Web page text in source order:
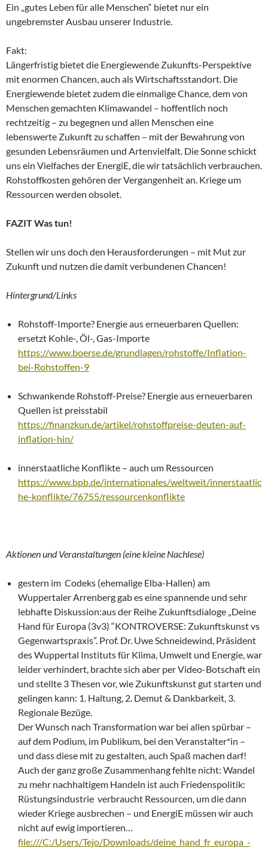
Ein „gutes Leben für alle Menschen“ bietet nur ein
ungebremster Ausbau unserer Industrie.
Fakt:
Längerfristig bietet die Energiewende Zukunfts-Perspektive
mit enormen Chancen, auch als Wirtschaftsstandort. Die
Energiewende bietet zudem die einmalige Chance, dem von
Menschen gemachten Klimawandel – hoffentlich noch
rechtzeitig – zu begegnen und allen Menschen eine
lebenswerte Zukunft zu schaffen – mit der Bewahrung von
gesunden Lebensräumen und Artenvielfalt. Die Sonne schickt
uns ein Vielfaches der EnergiE, die wir tatsächlich verbrauchen.
Rohstoffkosten gehören der Vergangenheit an. Kriege um
Ressourcen werden obsolet.
FAZIT Was tun!
Stellen wir uns doch den Herausforderungen – mit Mut zur
Zukunft und nutzen die damit verbundenen Chancen!
Hintergrund/Links
Rohstoff-Importe? Energie aus erneuerbaren Quellen:
ersetzt Kohle-, Öl-, Gas-Importe
https://www.boerse.de/grundlagen/rohstoffe/Inflation-
bei-Rohstoffen-9
Schwankende Rohstoff-Preise? Energie aus erneuerbaren
Quellen ist preisstabil
https://finanzkun.de/artikel/rohstoffpreise-deuten-auf-
inflation-hin/
innerstaatliche Konflikte – auch um Ressourcen
https://www.bpb.de/internationales/weltweit/innerstaatlic
he-konflikte/76755/ressourcenkonflikte
Aktionen und Veranstaltungen (eine kleine Nachlese)
gestern im Codeks (ehemalige Elba-Hallen) am
Wuppertaler Arrenberg gab es eine spannende und sehr
lebhafte Diskussion:aus der Reihe Zukunftsdialoge „Deine
Hand für Europa (3v3) “KONTROVERSE: Zukunftskunst vs
Gegenwartspraxis”. Prof. Dr. Uwe Schneidewind, Präsident
des Wuppertal Instituts für Klima, Um­welt und Energie, war
leider verhindert, brachte sich aber per Video-Botschaft ein
und stellte 3 Thesen vor, wie Zukunftskunst gut starten und
gelingen kann: 1. Haltung, 2. Demut & Dankbarkeit, 3.
Regionale Bezüge.
Der Wunsch nach Transformation war bei allen spürbar –
auf dem Podium, im Publikum, bei den Veranstalter*in –
und dass diese mit zu gestalten, auch Spaß machen darf!
Auch der ganz große Zusammenhang fehlte nicht: Wandel
zu mehr nachhaltigem Handeln ist auch Friedenspolitik:
Rüstungsindustrie verbraucht Ressourcen, um die dann
wieder Kriege ausbrechen – und EnergiE müssen wir auch
nicht auf ewig importieren…
file:///C:/Users/Tejo/Downloads/deine_hand_fr_europa_-